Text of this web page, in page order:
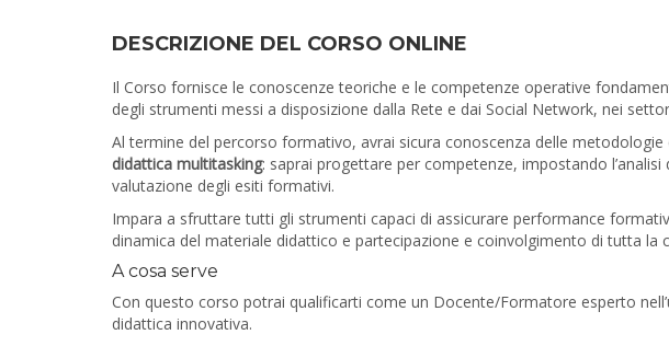
DESCRIZIONE DEL CORSO ONLINE
Il Corso fornisce le conoscenze teoriche e le competenze operative
degli strumenti messi a disposizione dalla Rete e dai Social Network, nei
Al termine del percorso formativo, avrai sicura conoscenza delle metodologie
didattica multitasking: saprai progettare per competenze, impostando
valutazione degli esiti formativi.
Impara a sfruttare tutti gli strumenti capaci di assicurare performance
dinamica del materiale didattico e partecipazione e coinvolgimento di tutta la
A cosa serve
Con questo corso potrai qualificarti come un Docente/Formatore esperto
didattica innovativa.